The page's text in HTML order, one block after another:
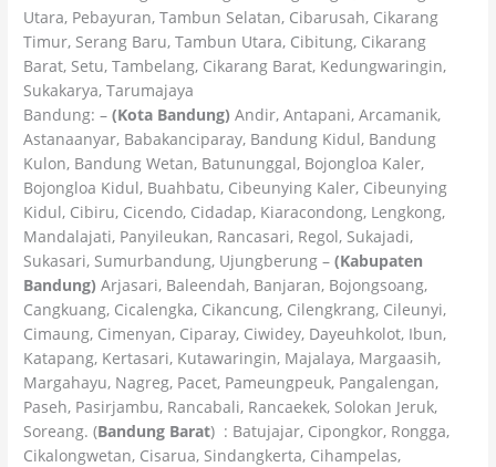
Utara, Pebayuran, Tambun Selatan, Cibarusah, Cikarang
Timur, Serang Baru, Tambun Utara, Cibitung, Cikarang
Barat, Setu, Tambelang, Cikarang Barat, Kedungwaringin,
Sukakarya, Tarumajaya
Bandung: –(Kota Bandung) Andir, Antapani, Arcamanik,
Astanaanyar, Babakanciparay, Bandung Kidul, Bandung
Kulon, Bandung Wetan, Batununggal, Bojongloa Kaler,
Bojongloa Kidul, Buahbatu, Cibeunying Kaler, Cibeunying
Kidul, Cibiru, Cicendo, Cidadap, Kiaracondong, Lengkong,
Mandalajati, Panyileukan, Rancasari, Regol, Sukajadi,
Sukasari, Sumurbandung, Ujungberung –(Kabupaten
Bandung) Arjasari, Baleendah, Banjaran, Bojongsoang,
Cangkuang, Cicalengka, Cikancung, Cilengkrang, Cileunyi,
Cimaung, Cimenyan, Ciparay, Ciwidey, Dayeuhkolot, Ibun,
Katapang, Kertasari, Kutawaringin, Majalaya, Margaasih,
Margahayu, Nagreg, Pacet, Pameungpeuk, Pangalengan,
Paseh, Pasirjambu, Rancabali, Rancaekek, Solokan Jeruk,
Soreang. (Bandung Barat) : Batujajar, Cipongkor, Rongga,
Cikalongwetan, Cisarua, Sindangkerta, Cihampelas,